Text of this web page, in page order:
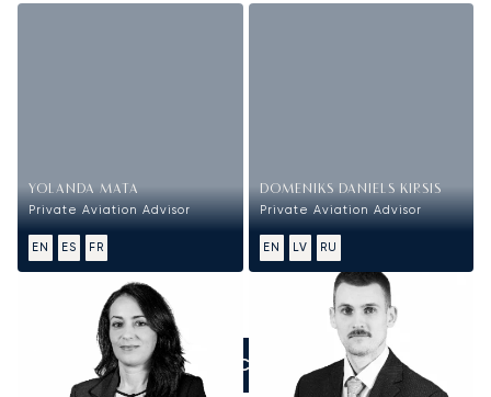
YOLANDA MATA
Private Aviation Advisor
EN ES FR
DOMENIKS DANIELS KIRSIS
Private Aviation Advisor
EN LV RU
ZADZWOŃCIE DO NAS